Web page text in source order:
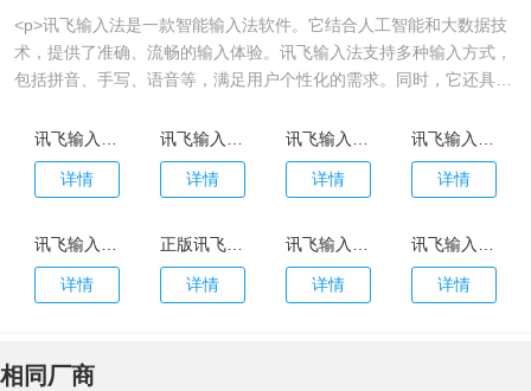
<p>讯飞输入法是一款智能输入法软件。它结合人工智能和大数据技
术，提供了准确、流畅的输入体验。讯飞输入法支持多种输入方式，
包括拼音、手写、语音等，满足用户个性化的需求。同时，它还具备
的小伙伴快来下载试试吧！</p>
详情 详情 详情 详情
详情 详情 详情 详情
相同厂商